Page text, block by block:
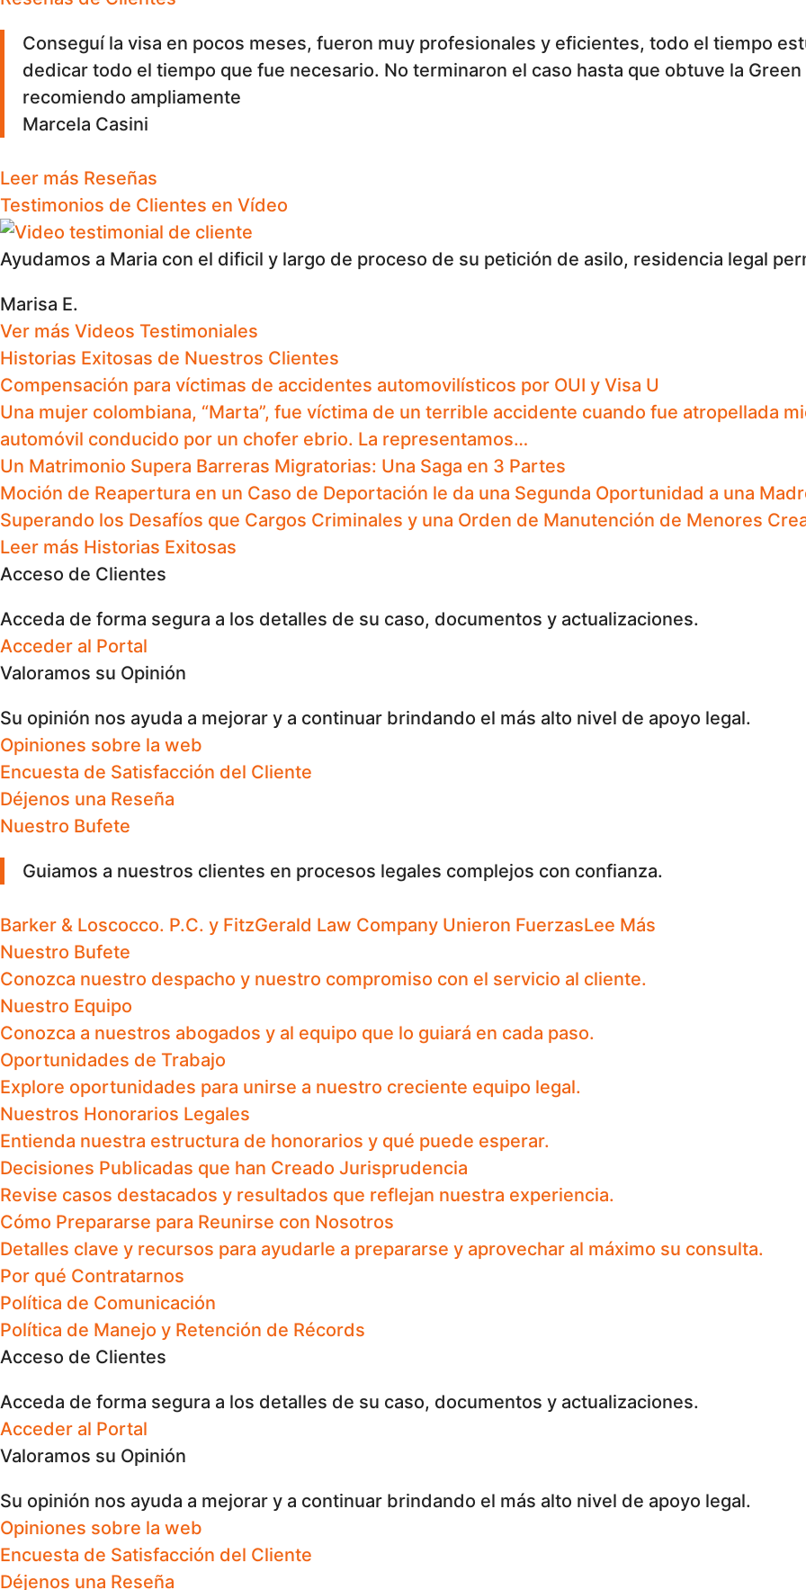
Conseguí la visa en pocos meses, fueron muy profesionales y eficientes, todo el tiempo estuvieron
dedicar todo el tiempo que fue necesario. No terminaron el caso hasta que obtuve la Green Card y el sello en el pasaporte. Los
recomiendo ampliamente
Marcela Casini
Leer más Reseñas
Testimonios de Clientes en Vídeo
Ayudamos a Maria con el dificil y largo de proceso de su petición de asilo, residencia legal
Marisa E.
Ver más Videos Testimoniales
Historias Exitosas de Nuestros Clientes
Compensación para víctimas de accidentes automovilísticos por OUI y Visa U
Una mujer colombiana, “Marta”, fue víctima de un terrible accidente cuando fue atropellada
automóvil conducido por un chofer ebrio. La representamos…
Un Matrimonio Supera Barreras Migratorias: Una Saga en 3 Partes
Moción de Reapertura en un Caso de Deportación le da una Segunda Oportunidad a una
Superando los Desafíos que Cargos Criminales y una Orden de Manutención de Menores
Leer más Historias Exitosas
Acceso de Clientes
Acceda de forma segura a los detalles de su caso, documentos y actualizaciones.
Acceder al Portal
Valoramos su Opinión
Su opinión nos ayuda a mejorar y a continuar brindando el más alto nivel de apoyo legal.
Opiniones sobre la web
Encuesta de Satisfacción del Cliente
Déjenos una Reseña
Nuestro Bufete
Guiamos a nuestros clientes en procesos legales complejos con confianza.
Barker & Loscocco. P.C. y FitzGerald Law Company Unieron FuerzasLee Más
Nuestro Bufete
Conozca nuestro despacho y nuestro compromiso con el servicio al cliente.
Nuestro Equipo
Conozca a nuestros abogados y al equipo que lo guiará en cada paso.
Oportunidades de Trabajo
Explore oportunidades para unirse a nuestro creciente equipo legal.
Nuestros Honorarios Legales
Entienda nuestra estructura de honorarios y qué puede esperar.
Decisiones Publicadas que han Creado Jurisprudencia
Revise casos destacados y resultados que reflejan nuestra experiencia.
Cómo Prepararse para Reunirse con Nosotros
Detalles clave y recursos para ayudarle a prepararse y aprovechar al máximo su consulta.
Por qué Contratarnos
Política de Comunicación
Política de Manejo y Retención de Récords
Acceso de Clientes
Acceda de forma segura a los detalles de su caso, documentos y actualizaciones.
Acceder al Portal
Valoramos su Opinión
Su opinión nos ayuda a mejorar y a continuar brindando el más alto nivel de apoyo legal.
Opiniones sobre la web
Encuesta de Satisfacción del Cliente
Déjenos una Reseña